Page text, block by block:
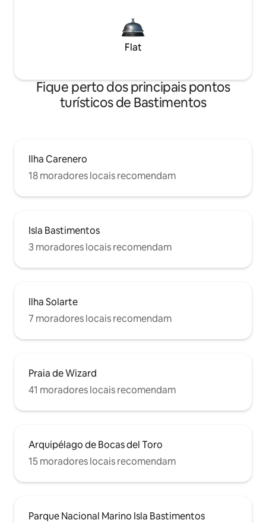
Flat
Fique perto dos principais pontos
turísticos de Bastimentos
Ilha Carenero
18 moradores locais recomendam
Isla Bastimentos
3 moradores locais recomendam
Ilha Solarte
7 moradores locais recomendam
Praia de Wizard
41 moradores locais recomendam
Arquipélago de Bocas del Toro
15 moradores locais recomendam
Parque Nacional Marino Isla Bastimentos